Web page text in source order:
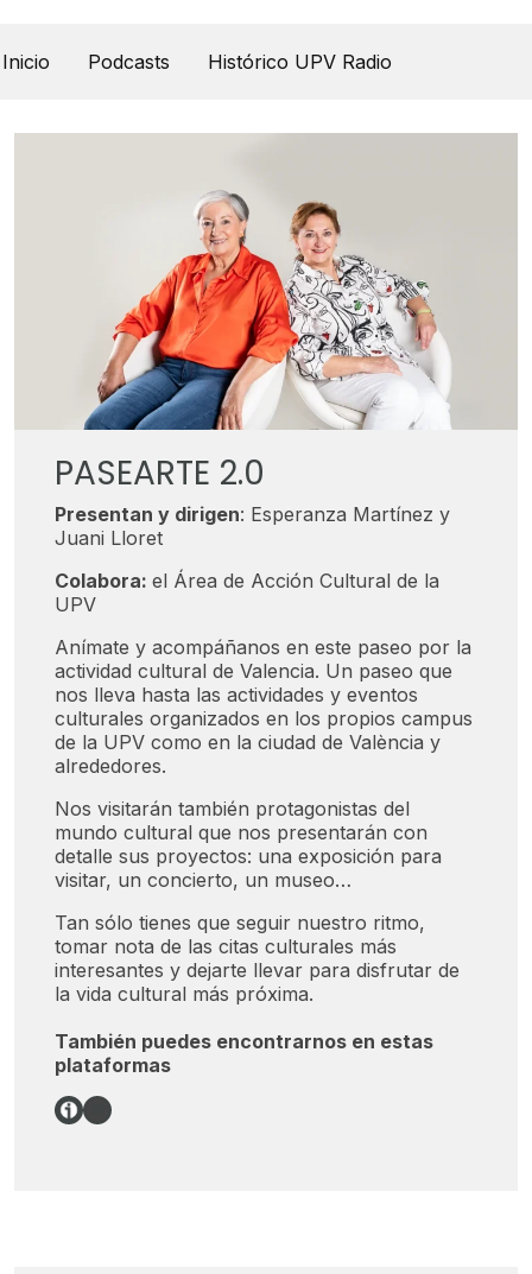
Inicio Podcasts Histórico UPV Radio
PASEARTE 2.0
Presentan y dirigen: Esperanza Martínez y
Juani Lloret
Colabora: el Área de Acción Cultural de la
UPV
Anímate y acompáñanos en este paseo por la
actividad cultural de Valencia. Un paseo que
nos lleva hasta las actividades y eventos
culturales organizados en los propios campus
de la UPV como en la ciudad de València y
alrededores.
Nos visitarán también protagonistas del
mundo cultural que nos presentarán con
detalle sus proyectos: una exposición para
visitar, un concierto, un museo…
Tan sólo tienes que seguir nuestro ritmo,
tomar nota de las citas culturales más
interesantes y dejarte llevar para disfrutar de
la vida cultural más próxima.
También puedes encontrarnos en estas
plataformas
Enlace Spotify